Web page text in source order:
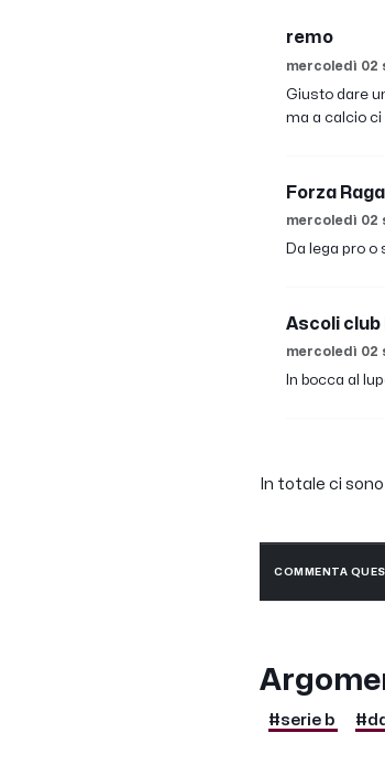
remo
mercoledì 02
Giusto dare
ma a calcio ci
Forza
mercoledì 02
Da lega pro o
Ascoli club
mercoledì 02
In bocca al
In totale ci
COMMENTA
#serie b